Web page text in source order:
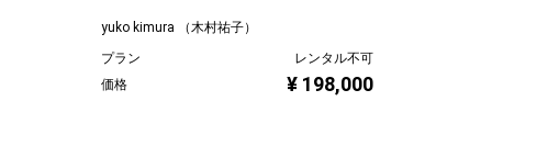
yuko kimura （木村祐子）
プラン
レンタル不可
価格
¥ 198,000